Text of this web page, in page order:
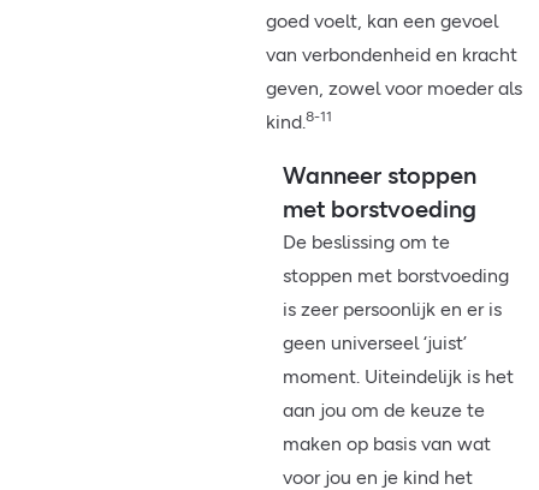
goed voelt, kan een gevoel
van verbondenheid en kracht
geven, zowel voor moeder als
kind. 8-11
Wanneer stoppen
met borstvoeding
De beslissing om te
stoppen met borstvoeding
is zeer persoonlijk en er is
geen universeel ‘juist’
moment. Uiteindelijk is het
aan jou om de keuze te
maken op basis van wat
voor jou en je kind het